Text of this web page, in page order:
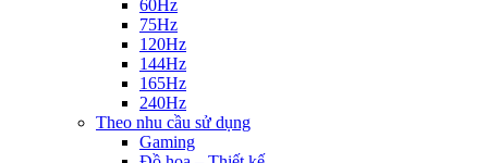
60Hz
75Hz
120Hz
144Hz
165Hz
240Hz
Theo nhu cầu sử dụng
Gaming